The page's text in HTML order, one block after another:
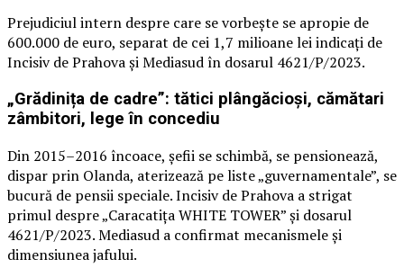
Prejudiciul intern despre care se vorbește se apropie de
600.000 de euro, separat de cei 1,7 milioane lei indicați de
Incisiv de Prahova și Mediasud în dosarul 4621/P/2023.
„Grădinița de cadre”: tătici plângăcioși, cămătari
zâmbitori, lege în concediu
Din 2015–2016 încoace, șefii se schimbă, se pensionează,
dispar prin Olanda, aterizează pe liste „guvernamentale”, se
bucură de pensii speciale. Incisiv de Prahova a strigat
primul despre „Caracatița WHITE TOWER” și dosarul
4621/P/2023. Mediasud a confirmat mecanismele și
dimensiunea jafului.